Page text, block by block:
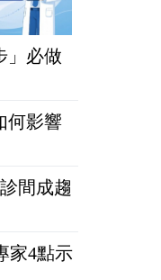
」必做
何影響
間成趨
家4點示